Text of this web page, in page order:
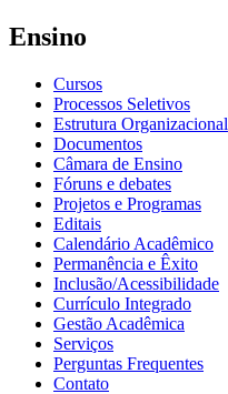
Ensino
Cursos
Processos Seletivos
Estrutura Organizacional
Documentos
Câmara de Ensino
Fóruns e debates
Projetos e Programas
Editais
Calendário Acadêmico
Permanência e Êxito
Inclusão/Acessibilidade
Currículo Integrado
Gestão Acadêmica
Serviços
Perguntas Frequentes
Contato